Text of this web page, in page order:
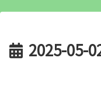
2025-05-